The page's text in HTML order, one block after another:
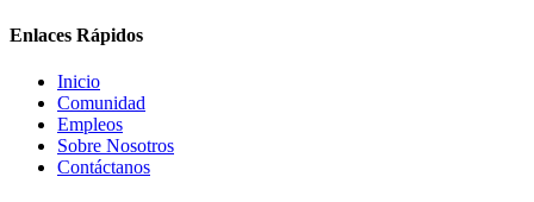
Enlaces Rápidos
Inicio
Comunidad
Empleos
Sobre Nosotros
Contáctanos